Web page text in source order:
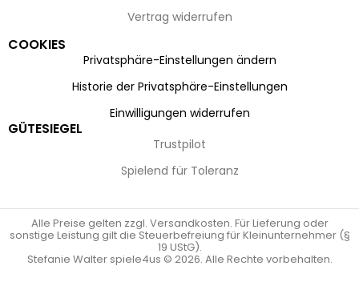
Vertrag widerrufen
COOKIES
Privatsphäre-Einstellungen ändern
Historie der Privatsphäre-Einstellungen
Einwilligungen widerrufen
GÜTESIEGEL
Trustpilot
Spielend für Toleranz
Alle Preise gelten zzgl. Versandkosten. Für Lieferung oder
sonstige Leistung gilt die Steuerbefreiung für Kleinunternehmer (§
19 UStG).
Stefanie Walter spiele4us © 2026. Alle Rechte vorbehalten.